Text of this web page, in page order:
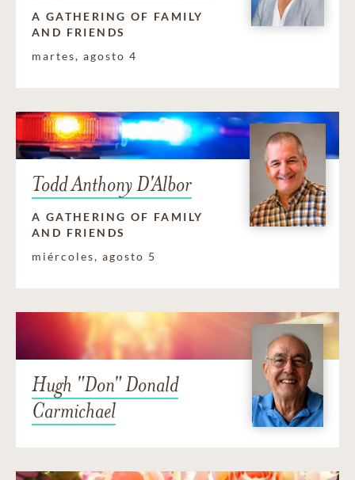
A GATHERING OF FAMILY
AND FRIENDS
martes, agosto 4
Todd Anthony D'Albor
A GATHERING OF FAMILY
AND FRIENDS
miércoles, agosto 5
Hugh "Don" Donald
Carmichael